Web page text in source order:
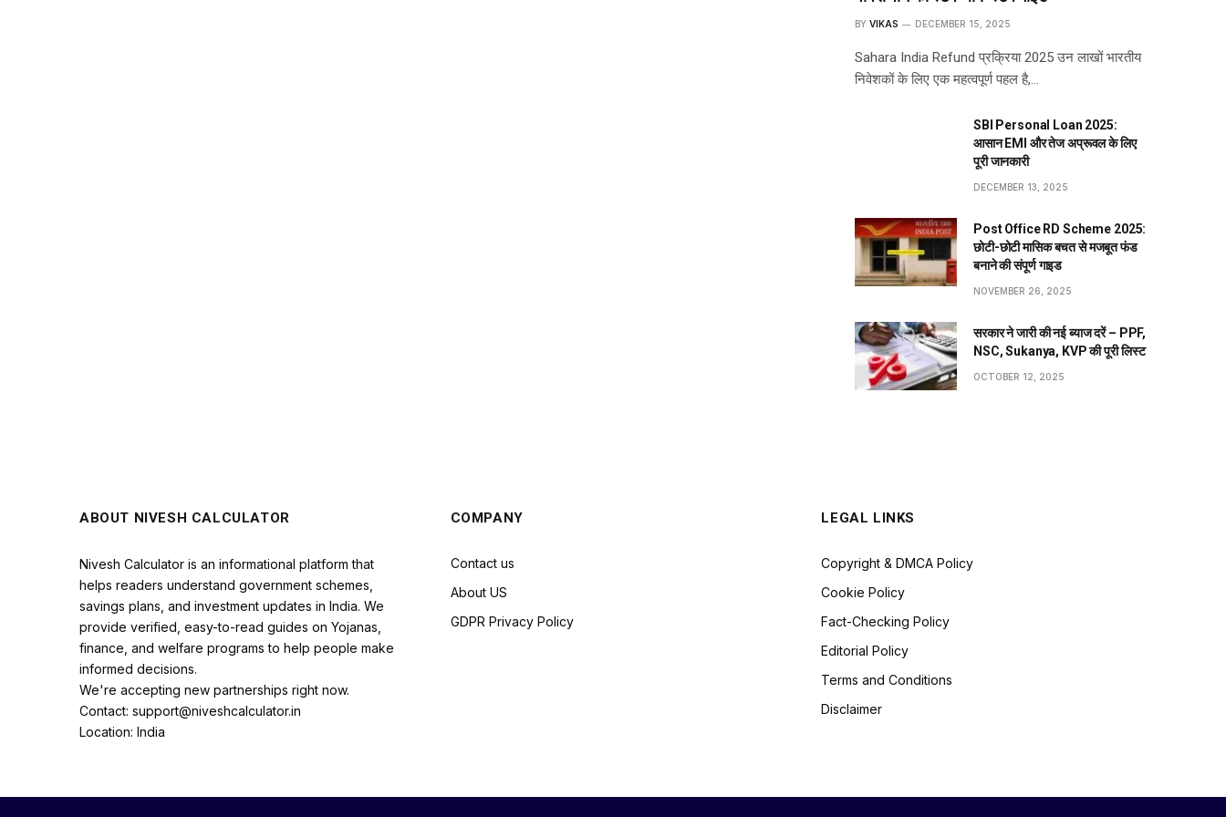
BY VIKAS DECEMBER 15, 2025
Sahara India Refund प्रक्रिया 2025 उन लाखों भारतीय
निवेशकों के लिए एक महत्वपूर्ण पहल है,…
SBI Personal Loan 2025:
आसान EMI और तेज अप्रूवल के लिए
पूरी जानकारी
DECEMBER 13, 2025
Post Office RD Scheme 2025:
छोटी-छोटी मासिक बचत से मजबूत फंड
बनाने की संपूर्ण गाइड
NOVEMBER 26, 2025
सरकार ने जारी की नई ब्याज दरें – PPF,
NSC, Sukanya, KVP की पूरी लिस्ट
OCTOBER 12, 2025
ABOUT NIVESH CALCULATOR
Nivesh Calculator is an informational platform that
helps readers understand government schemes,
savings plans, and investment updates in India. We
provide verified, easy-to-read guides on Yojanas,
finance, and welfare programs to help people make
informed decisions.
We're accepting new partnerships right now.
Contact: support@niveshcalculator.in
Location: India
COMPANY
Contact us
About US
GDPR Privacy Policy
LEGAL LINKS
Copyright & DMCA Policy
Cookie Policy
Fact-Checking Policy
Editorial Policy
Terms and Conditions
Disclaimer